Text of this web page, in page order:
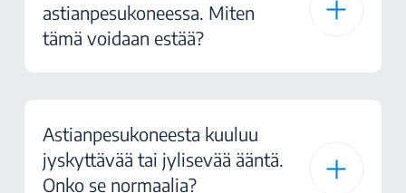
astianpesukoneessa. Miten
tämä voidaan estää?
Astianpesukoneesta kuuluu
jyskyttävää tai jylisevää ääntä.
Onko se normaalia?